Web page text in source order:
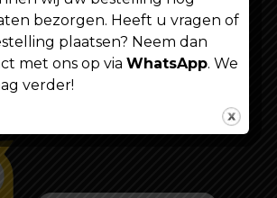
bezorgen. Heeft u vragen of
plaatsen? Neem dan
met ons op via WhatsApp. We
verder!